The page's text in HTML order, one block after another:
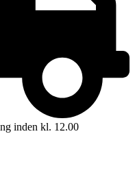
inden kl. 12.00